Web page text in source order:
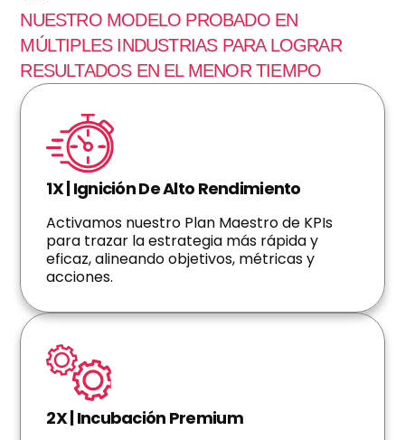
NUESTRO MODELO PROBADO EN
MÚLTIPLES INDUSTRIAS PARA LOGRAR
RESULTADOS EN EL MENOR TIEMPO
1X | Ignición De Alto Rendimiento
Activamos nuestro Plan Maestro de KPIs
para trazar la estrategia más rápida y
eficaz, alineando objetivos, métricas y
acciones.
2X | Incubación Premium